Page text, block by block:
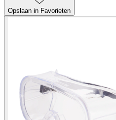
Opslaan in Favorieten